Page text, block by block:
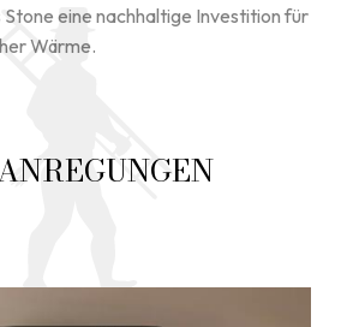
Stone eine nachhaltige Investition für
Wärme.